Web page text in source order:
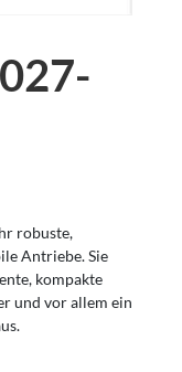
robuste,
Antriebe. Sie
kompakte
und vor allem ein